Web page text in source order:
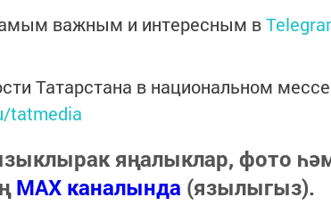
важным и интересным в
Татарстана в национальном
tatmedia
яңалыклар, фото
MAX каналында (язылыгыз).